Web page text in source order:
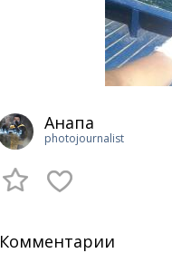
Анапа
photojournalist
Комментарии